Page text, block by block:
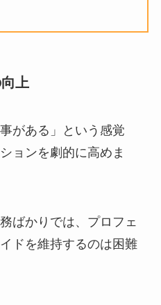
上
がある」という感覚
ョンを劇的に高めま
ばかりでは、プロフェ
ドを維持するのは困難